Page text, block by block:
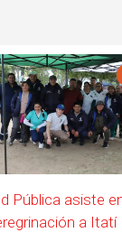
Pública asiste
a Itatí